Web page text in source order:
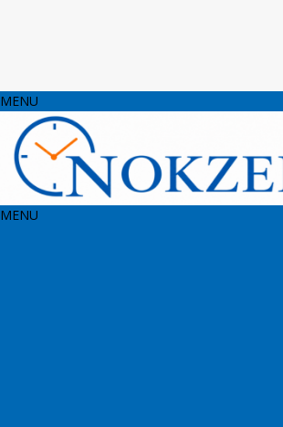
MENU
MENU